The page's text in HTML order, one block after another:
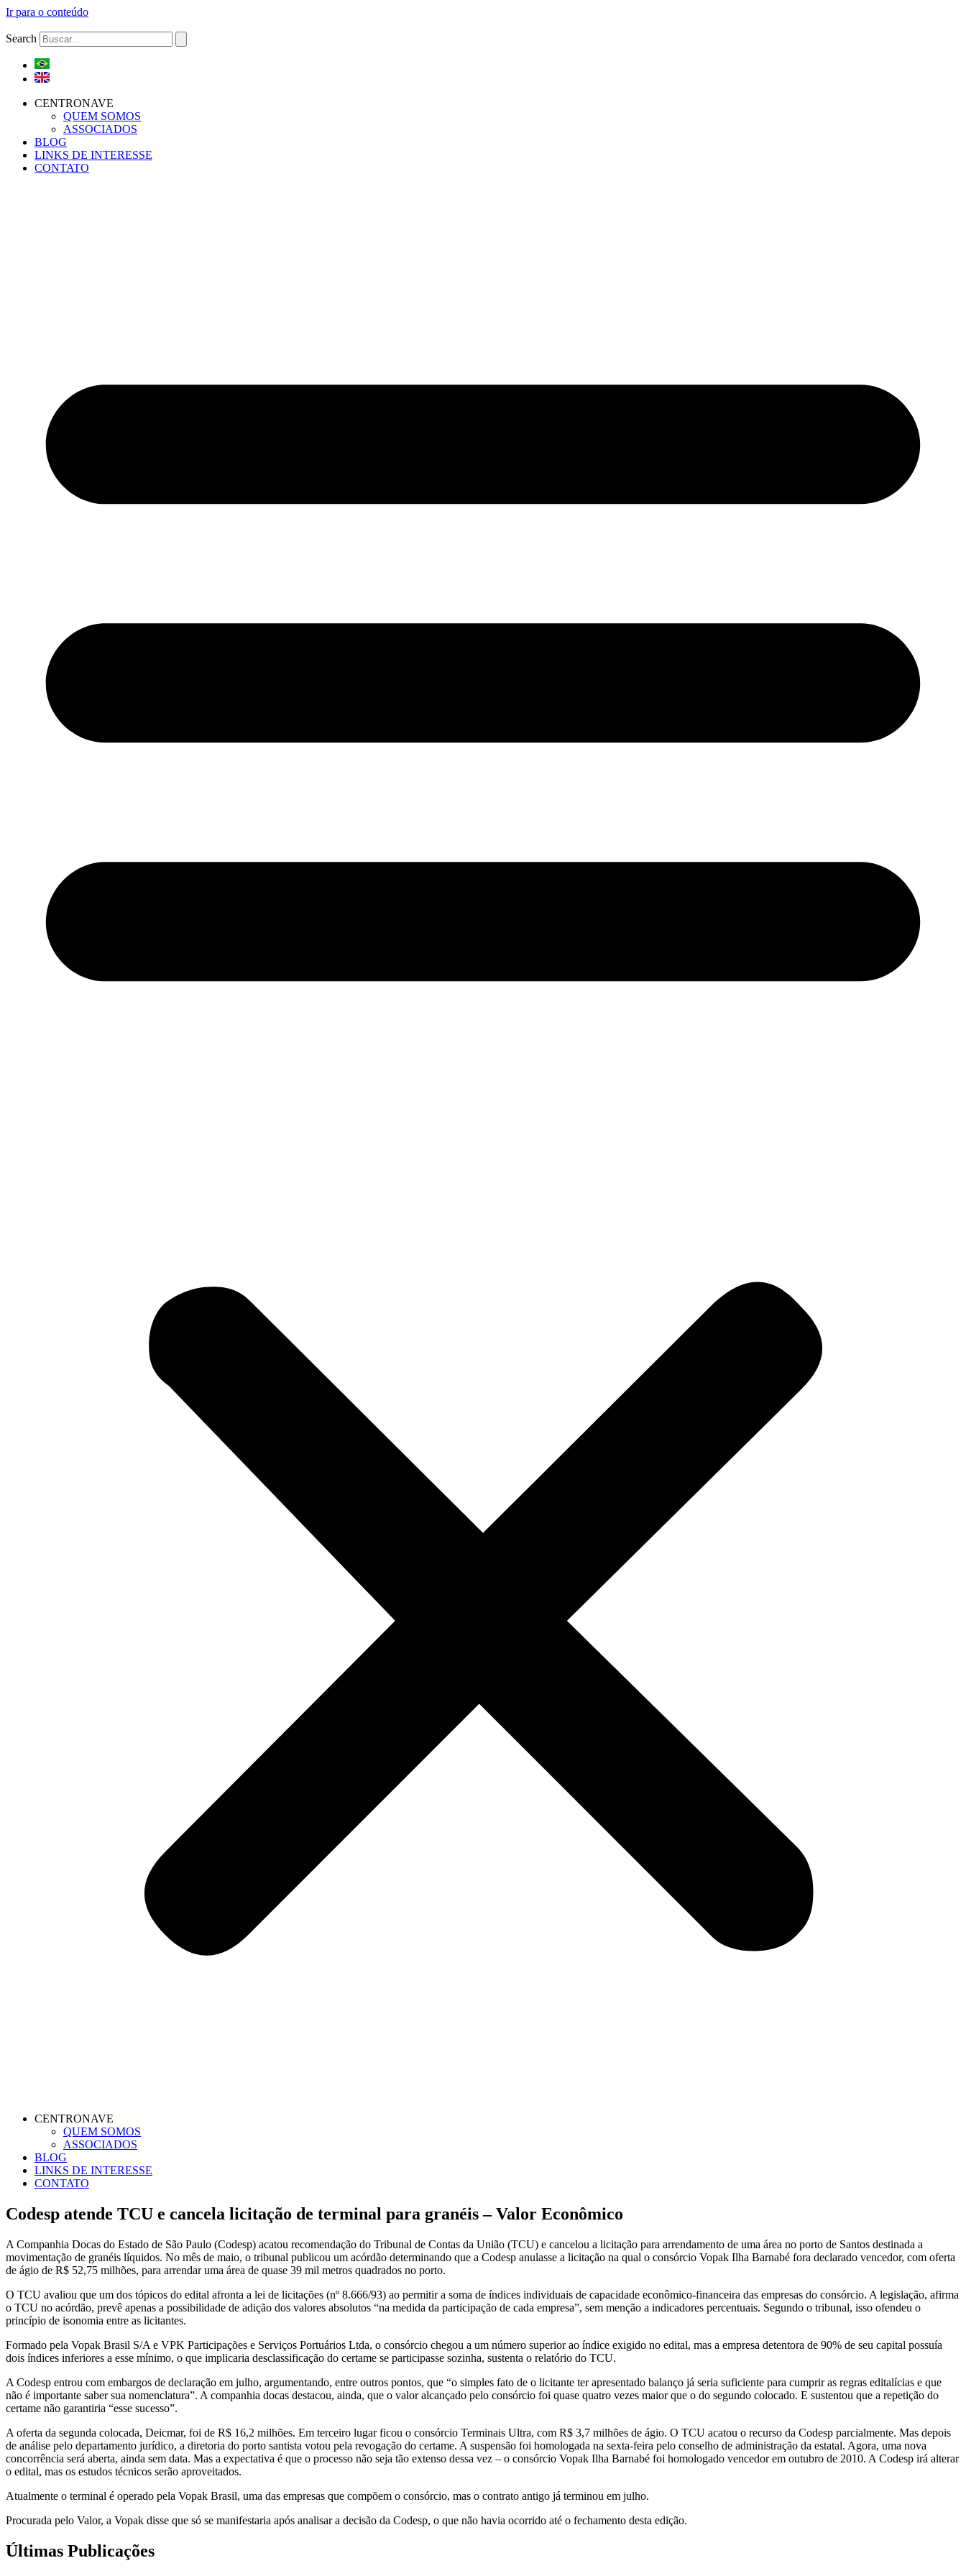
Ir para o conteúdo
Search
CENTRONAVE
QUEM SOMOS
ASSOCIADOS
BLOG
LINKS DE INTERESSE
CONTATO
CENTRONAVE
QUEM SOMOS
ASSOCIADOS
BLOG
LINKS DE INTERESSE
CONTATO
Codesp atende TCU e cancela licitação de terminal para granéis – Valor Econômico
A Companhia Docas do Estado de São Paulo (Codesp) acatou recomendação do Tribunal de Contas da União (TCU) e cancelou a licitação para arrendamento de uma área no porto de Santos destinada a
movimentação de granéis líquidos. No mês de maio, o tribunal publicou um acórdão determinando que a Codesp anulasse a licitação na qual o consórcio Vopak Ilha Barnabé fora declarado vencedor, com oferta
de ágio de R$ 52,75 milhões, para arrendar uma área de quase 39 mil metros quadrados no porto.
O TCU avaliou que um dos tópicos do edital afronta a lei de licitações (nº 8.666/93) ao permitir a soma de índices individuais de capacidade econômico-financeira das empresas do consórcio. A legislação, afirma
o TCU no acórdão, prevê apenas a possibilidade de adição dos valores absolutos “na medida da participação de cada empresa”, sem menção a indicadores percentuais. Segundo o tribunal, isso ofendeu o
princípio de isonomia entre as licitantes.
Formado pela Vopak Brasil S/A e VPK Participações e Serviços Portuários Ltda, o consórcio chegou a um número superior ao índice exigido no edital, mas a empresa detentora de 90% de seu capital possuía
dois índices inferiores a esse mínimo, o que implicaria desclassificação do certame se participasse sozinha, sustenta o relatório do TCU.
A Codesp entrou com embargos de declaração em julho, argumentando, entre outros pontos, que “o simples fato de o licitante ter apresentado balanço já seria suficiente para cumprir as regras editalícias e que
não é importante saber sua nomenclatura”. A companhia docas destacou, ainda, que o valor alcançado pelo consórcio foi quase quatro vezes maior que o do segundo colocado. E sustentou que a repetição do
certame não garantiria “esse sucesso”.
A oferta da segunda colocada, Deicmar, foi de R$ 16,2 milhões. Em terceiro lugar ficou o consórcio Terminais Ultra, com R$ 3,7 milhões de ágio. O TCU acatou o recurso da Codesp parcialmente. Mas depois
de análise pelo departamento jurídico, a diretoria do porto santista votou pela revogação do certame. A suspensão foi homologada na sexta-feira pelo conselho de administração da estatal. Agora, uma nova
concorrência será aberta, ainda sem data. Mas a expectativa é que o processo não seja tão extenso dessa vez – o consórcio Vopak Ilha Barnabé foi homologado vencedor em outubro de 2010. A Codesp irá alterar
o edital, mas os estudos técnicos serão aproveitados.
Atualmente o terminal é operado pela Vopak Brasil, uma das empresas que compõem o consórcio, mas o contrato antigo já terminou em julho.
Procurada pelo Valor, a Vopak disse que só se manifestaria após analisar a decisão da Codesp, o que não havia ocorrido até o fechamento desta edição.
Últimas Publicações